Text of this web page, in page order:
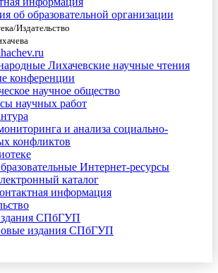
об образовательной организации
Издательство
Лихачевские научные чтения
конференции
научное общество
научных работ
и анализа социально-
конфликтов
Интернет-ресурсы
каталог
информация
СПбГУП
издания СПбГУП